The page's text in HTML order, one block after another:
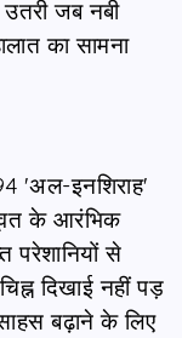
जब नबी
का सामना
'अल-इनशिराह'
के आरंभिक
से
दिखाई नहीं पड़
बढ़ाने के लिए